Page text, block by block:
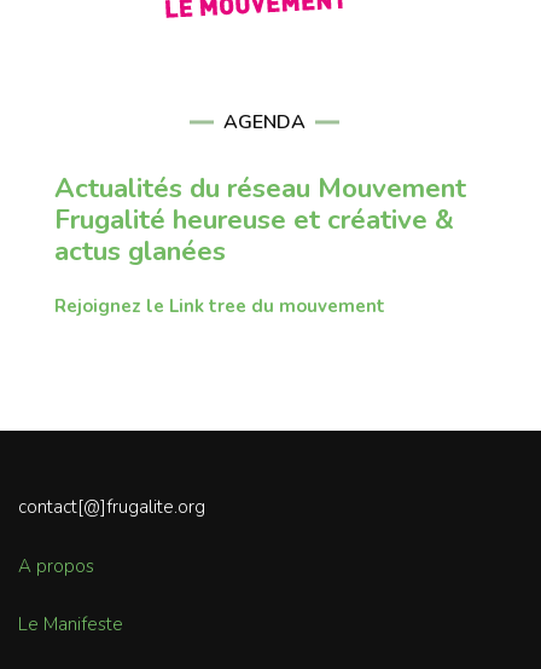
AGENDA
Actualités du réseau Mouvement
Frugalité heureuse et créative &
actus glanées
Rejoignez le Link tree du mouvement
contact[@]frugalite.org
A propos
Le Manifeste